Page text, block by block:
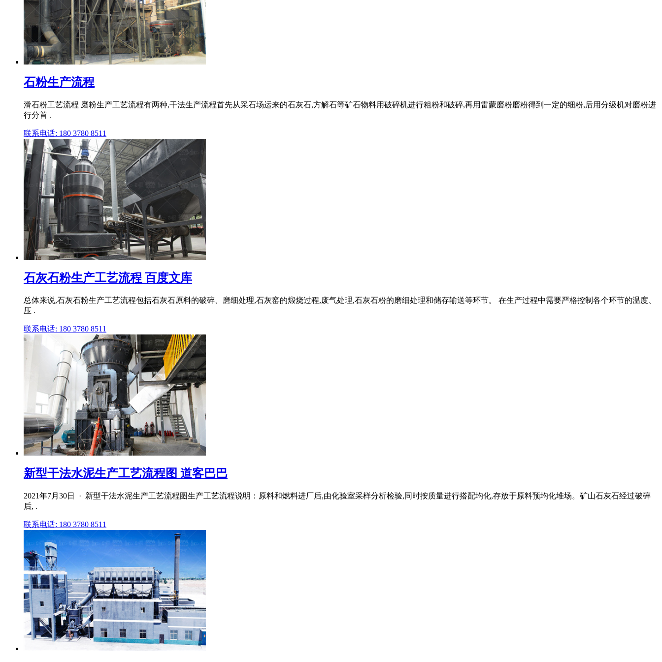
石粉生产流程
滑石粉工艺流程 磨粉生产工艺流程有两种,干法生产流程首先从采石场运来的石灰石,方解石等矿石物料用破碎机进行粗粉和破碎,再用雷蒙磨粉磨粉得到一定的细粉,后用分级机对磨粉进
行分首 .
联系电话: 180 3780 8511
石灰石粉生产工艺流程 百度文库
总体来说,石灰石粉生产工艺流程包括石灰石原料的破碎、磨细处理,石灰窑的煅烧过程,废气处理,石灰石粉的磨细处理和储存输送等环节。 在生产过程中需要严格控制各个环节的温度、
压 .
联系电话: 180 3780 8511
新型干法水泥生产工艺流程图 道客巴巴
2021年7月30日 · 新型干法水泥生产工艺流程图生产工艺流程说明：原料和燃料进厂后,由化验室采样分析检验,同时按质量进行搭配均化,存放于原料预均化堆场。矿山石灰石经过破碎
后, .
联系电话: 180 3780 8511